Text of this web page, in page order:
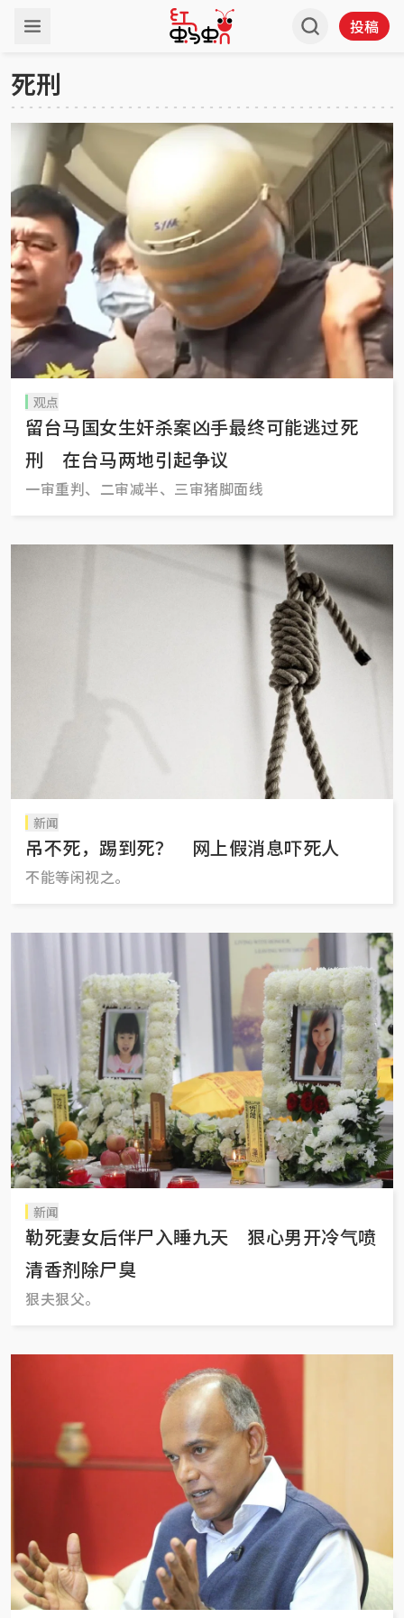
投稿
死刑
观点
留台马国女生奸杀案凶手最终可能逃过死
刑 在台马两地引起争议
一审重判、二审减半、三审猪脚面线
新闻
吊不死，踢到死？ 网上假消息吓死人
不能等闲视之。
新闻
勒死妻女后伴尸入睡九天 狠心男开冷气喷
清香剂除尸臭
狠夫狠父。